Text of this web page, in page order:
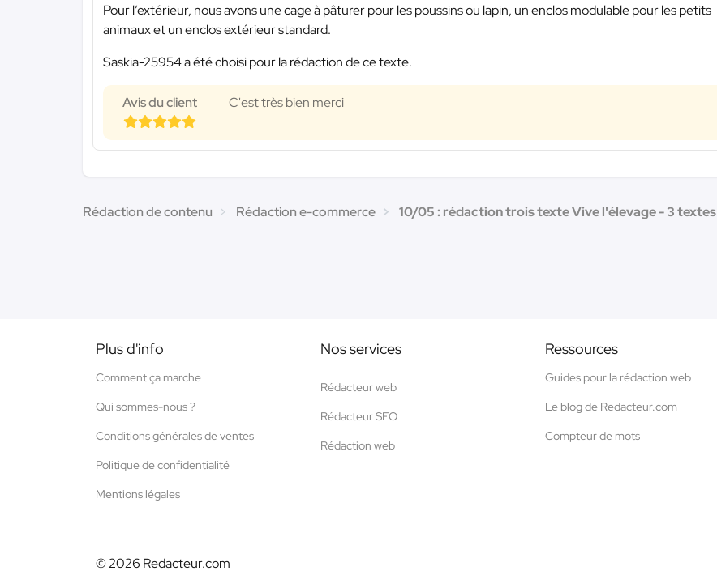
Pour l’extérieur, nous avons une cage à pâturer pour les poussins ou lapin, un enclos modulable pour les petits
animaux et un enclos extérieur standard.
Saskia-25954 a été choisi pour la rédaction de ce texte.
Avis du client C'est très bien merci
Rédaction de contenu Rédaction e-commerce 10/05 : rédaction trois texte Vive l'élevage - 3 textes
Plus d'info
Comment ça marche
Qui sommes-nous ?
Conditions générales de ventes
Politique de confidentialité
Mentions légales
Nos services
Rédacteur web
Rédacteur SEO
Rédaction web
Ressources
Guides pour la rédaction web
Le blog de Redacteur.com
Compteur de mots
© 2026 Redacteur.com